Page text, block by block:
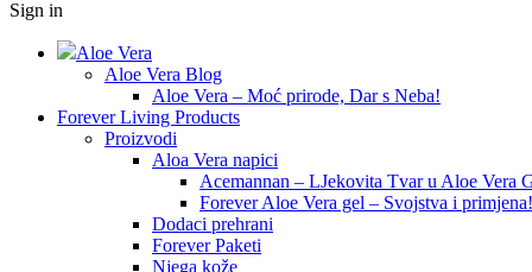
Sign in
Aloe Vera
Aloe Vera Blog
Aloe Vera – Moć prirode, Dar s Neba!
Forever Living Products
Proizvodi
Aloa Vera napici
Acemannan – LJekovita Tvar u Aloe Vera
Forever Aloe Vera gel – Svojstva i primjena!
Dodaci prehrani
Forever Paketi
Njega kože